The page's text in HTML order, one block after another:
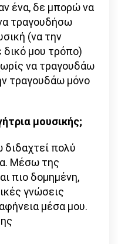
ένα, δε μπορώ να
τραγουδήσω
(να την
μου τρόπο)
να τραγουδάω
τραγουδάω μόνο
μουσικής;
πολύ
Μέσω της
πιο δομημένη,
γνώσεις
μέσα μου.